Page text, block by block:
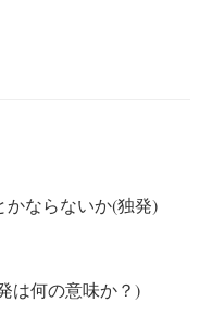
かならないか(独発)
は何の意味か？)